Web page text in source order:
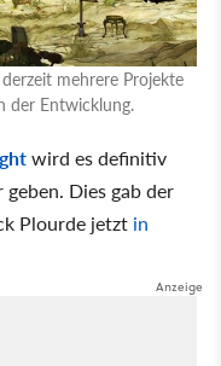
mehrere Projekte
der Entwicklung.
wird es definitiv
Dies gab der
Plourde jetzt in